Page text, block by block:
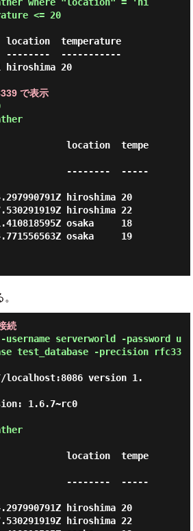
<= 20
temperature
-----------
hiroshima 20
で表示
location  tempe
--------  -----
hiroshima 20
hiroshima 22
osaka     18
osaka     19
続
serverworld -password u
test_database -precision rfc33
localhost:8086 version 1.
1.6.7~rc0
location  tempe
--------  -----
hiroshima 20
hiroshima 22